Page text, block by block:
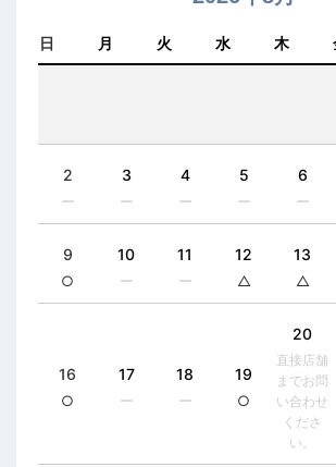
日 月 火 水 木
2
ー
3
ー
4
ー
5
ー
6
ー
9
○
10
ー
11
ー
12
△
13
△
16
○
17
ー
18
ー
19
○
20
直接店舗
までお問
い合わせ
くださ
い。